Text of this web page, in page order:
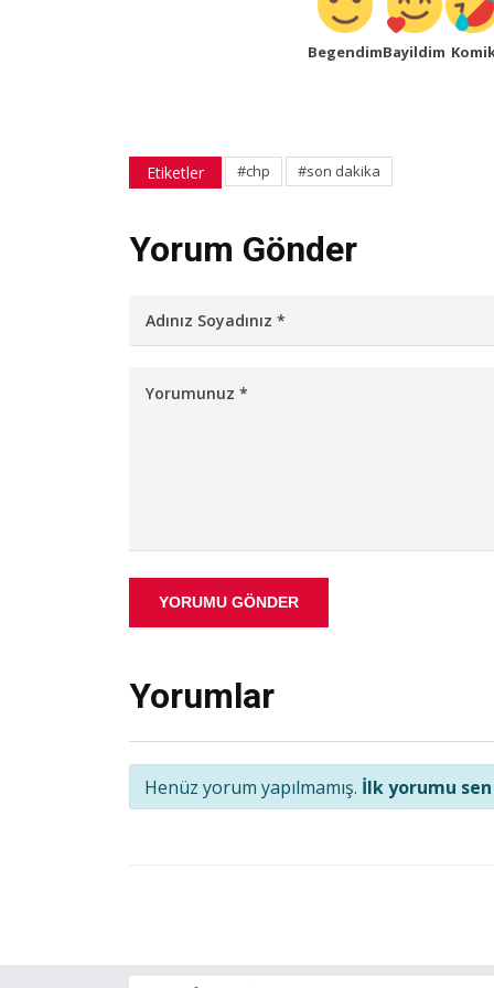
BegendimBayildim
Etiketler #chp #son dakika
Yorum Gönder
YORUMU GÖNDER
Yorumlar
Henüz yorum yapılmamış. İlk yorumu